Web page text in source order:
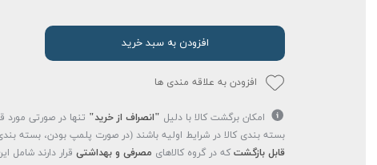
افزودن به سبد خرید
افزودن به علاقه مندی ها
امکان برگشت کالا با دلیل "انصراف از خرید" تنها در صورتی مورد
بسته بندی کالا در شرایط اولیه باشند (در صورت پلمپ بودن، بسته
قابل بازگشت که در گروه کالاهای مصرفی و بهداشتی قرار دارند شامل